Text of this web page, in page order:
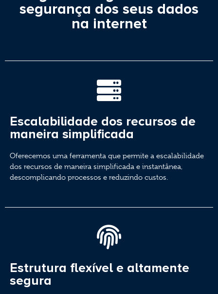
segurança dos seus dados
na internet
Escalabilidade dos recursos de
maneira simplificada
Oferecemos uma ferramenta que permite a escalabilidade
dos recursos de maneira simplificada e instantânea,
descomplicando processos e reduzindo custos.
Estrutura flexível e altamente
segura